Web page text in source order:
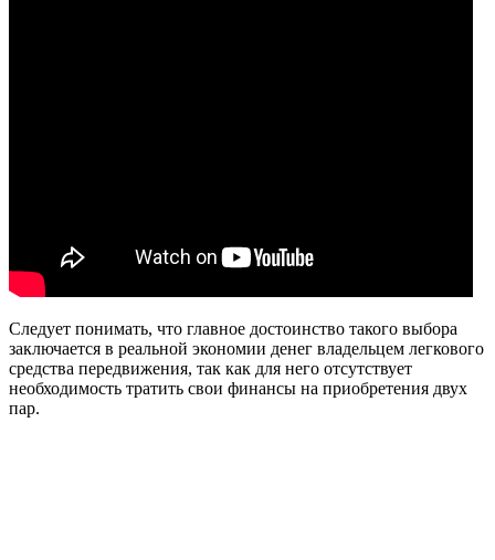
Следует понимать, что главное достоинство такого выбора
заключается в реальной экономии денег владельцем легкового
средства передвижения, так как для него отсутствует
необходимость тратить свои финансы на приобретения двух
пар.